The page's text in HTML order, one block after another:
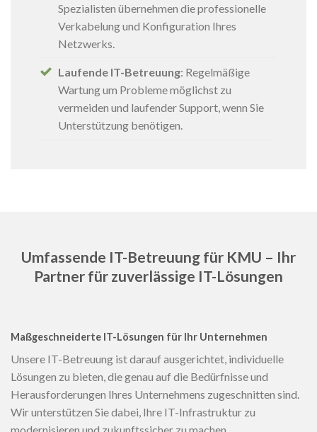
Spezialisten übernehmen die professionelle
Verkabelung und Konfiguration Ihres
Netzwerks.
Laufende IT-Betreuung: Regelmäßige
Wartung um Probleme möglichst zu
vermeiden und laufender Support, wenn Sie
Unterstützung benötigen.
Umfassende IT-Betreuung für KMU – Ihr
Partner für zuverlässige IT-Lösungen
Maßgeschneiderte IT-Lösungen für Ihr Unternehmen
Unsere IT-Betreuung ist darauf ausgerichtet, individuelle
Lösungen zu bieten, die genau auf die Bedürfnisse und
Herausforderungen Ihres Unternehmens zugeschnitten sind.
Wir unterstützen Sie dabei, Ihre IT-Infrastruktur zu